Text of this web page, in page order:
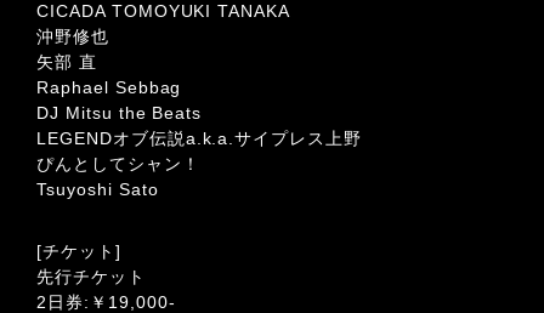
CICADA TOMOYUKI TANAKA
沖野修也
矢部 直
Raphael Sebbag
DJ Mitsu the Beats
LEGENDオブ伝説a.k.a.サイプレス上野
ぴんとしてシャン！
Tsuyoshi Sato
[チケット]
先行チケット
2日券:￥19,000-